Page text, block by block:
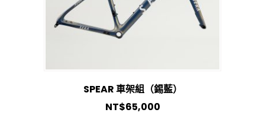
SPEAR 車架組（錫藍）
NT$65,000